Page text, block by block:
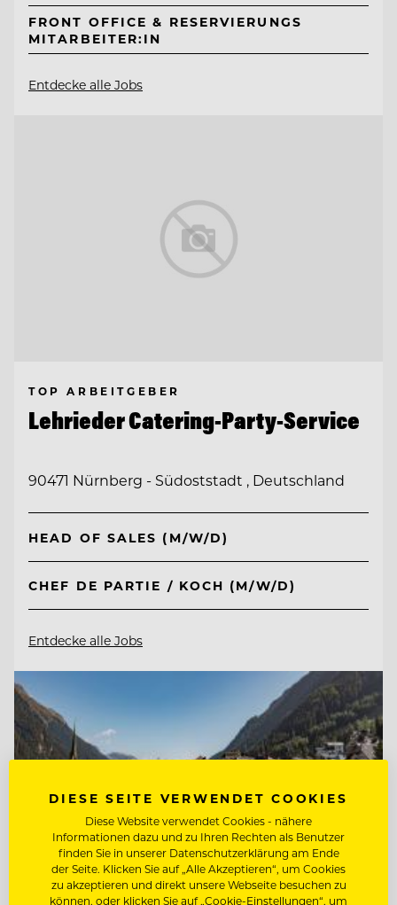
FRONT OFFICE & RESERVIERUNGS
MITARBEITER:IN
Entdecke alle Jobs
TOP ARBEITGEBER
Lehrieder Catering-Party-Service
90471 Nürnberg - Südoststadt , Deutschland
HEAD OF SALES (M/W/D)
CHEF DE PARTIE / KOCH (M/W/D)
Entdecke alle Jobs
DIESE SEITE VERWENDET COOKIES
Diese Website verwendet Cookies - nähere
Informationen dazu und zu Ihren Rechten als Benutzer
finden Sie in unserer Datenschutzerklärung am Ende
der Seite. Klicken Sie auf „Alle Akzeptieren“, um Cookies
zu akzeptieren und direkt unsere Webseite besuchen zu
können, oder klicken Sie auf „Cookie-Einstellungen“, um